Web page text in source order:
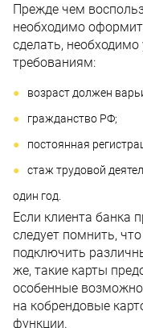
Прежде чем
необходимо
сделать,
требованиям:
возраст должен
гражданство РФ;
постоянная
стаж трудовой
один год.
Если клиента банка
следует помнить,
подключить
же, такие карты
особенные
на кобрендовые
функции.